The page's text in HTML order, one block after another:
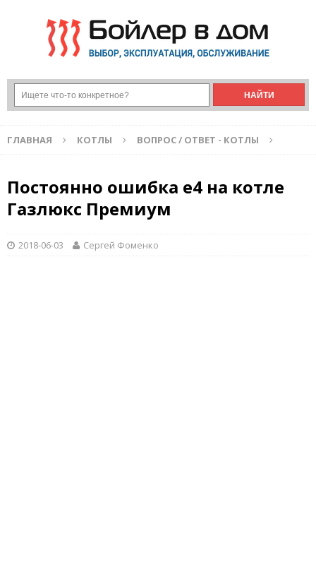
ГЛАВНАЯ КОТЛЫ ВОПРОС / ОТВЕТ - КОТЛЫ
Постоянно ошибка е4 на котле
Газлюкс Премиум
2018-06-03 Сергей Фоменко